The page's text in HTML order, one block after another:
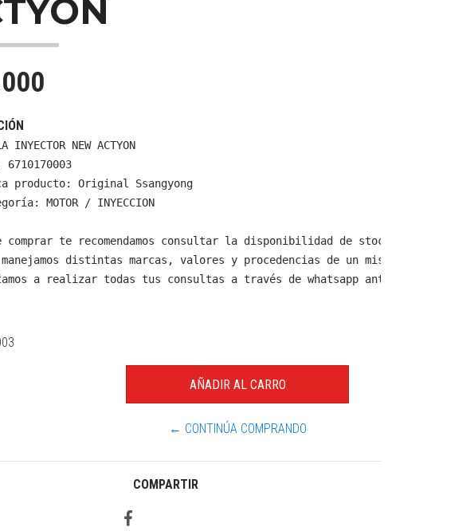
INYECTOR NEW ACTYON
6710170003
producto: Original Ssangyong
MOTOR / INYECCION
comprar te recomendamos consultar la disponibilidad de stock y
manejamos distintas marcas, valores y procedencias de un mismo producto.
a realizar todas tus consultas a través de whatsapp antes de
← CONTINÚA COMPRANDO
COMPARTIR